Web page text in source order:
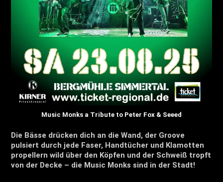
Music Monks a Tribute to Peter Fox & Seeed
Die Bässe drücken dich an die Wand, der Groove
pulsiert durch jede Faser, Handtücher und Klamotten
propellern wild über den Köpfen und der Schweiß tropft
von der Decke – die Music Monks sind in der Stadt!